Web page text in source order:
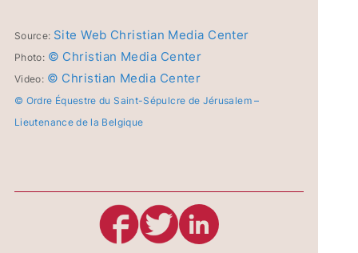
Source: Site Web Christian Media Center
Photo: © Christian Media Center
Video: © Christian Media Center
© Ordre Équestre du Saint-Sépulcre de Jérusalem –
Lieutenance de la Belgique